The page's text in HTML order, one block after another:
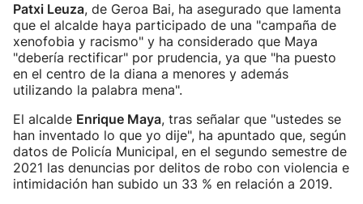
Patxi Leuza, de Geroa Bai, ha asegurado que lamenta
que el alcalde haya participado de una "campaña de
xenofobia y racismo" y ha considerado que Maya
"debería rectificar" por prudencia, ya que "ha puesto
en el centro de la diana a menores y además
utilizando la palabra mena".
El alcalde Enrique Maya, tras señalar que "ustedes se
han inventado lo que yo dije", ha apuntado que, según
datos de Policía Municipal, en el segundo semestre de
2021 las denuncias por delitos de robo con violencia e
intimidación han subido un 33 % en relación a 2019.